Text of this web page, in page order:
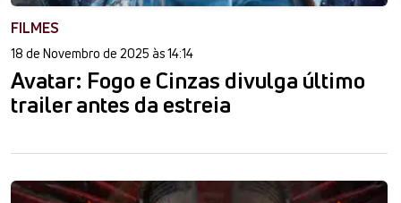
FILMES
18 de Novembro de 2025 às 14:14
Avatar: Fogo e Cinzas divulga último
trailer antes da estreia